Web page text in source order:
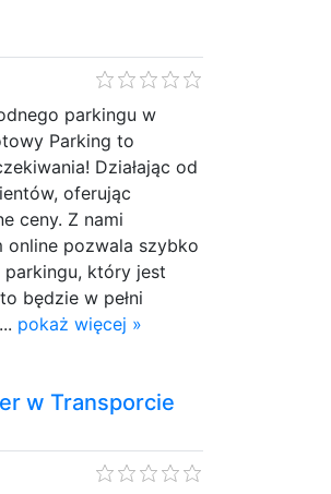
parkingu w
Parking to
Działając od
oferując
ceny. Z nami
online pozwala szybko
który jest
będzie w pełni
pokaż więcej »
w Transporcie